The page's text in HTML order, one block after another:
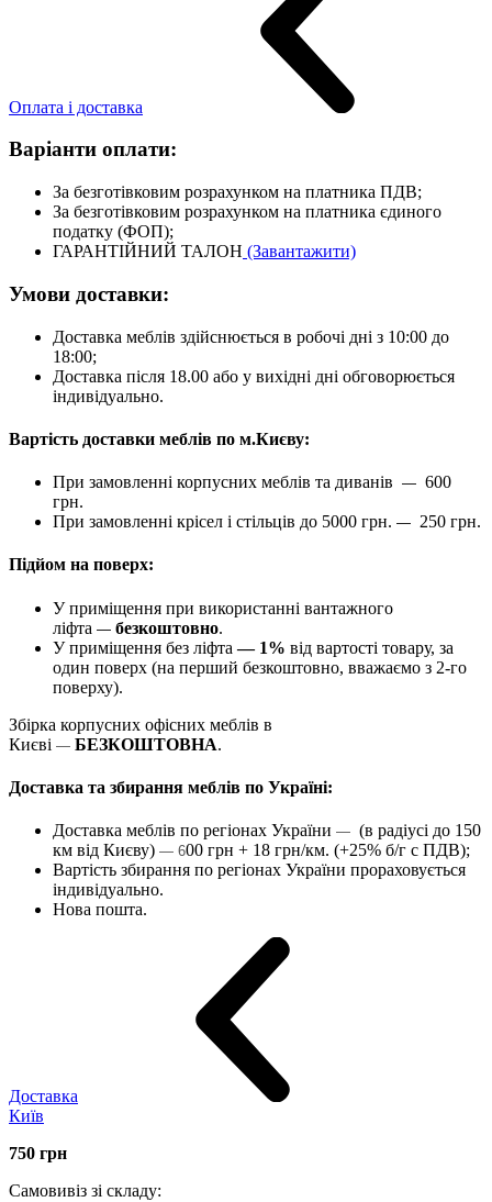
Оплата і доставка
Варіанти оплати:
За безготівковим розрахунком на платника ПДВ;
За безготівковим розрахунком на платника єдиного
податку (ФОП);
ГАРАНТІЙНИЙ ТАЛОН (Завантажити)
Умови доставки:
Доставка меблів здійснюється в робочі дні з 10:00 до
18:00;
Доставка після 18.00 або у вихідні дні обговорюється
індивідуально.
Вартість доставки меблів по м.Києву:
При замовленні корпусних меблів та диванів — 600
грн.
При замовленні крісел і стільців до 5000 грн. — 250 грн.
Підйом на поверх:
У приміщення при використанні вантажного
ліфта — безкоштовно.
У приміщення без ліфта— 1% від вартості товару, за
один поверх (на перший безкоштовно, вважаємо з 2-го
поверху).
Збірка корпусних офісних меблів в
Києві — БЕЗКОШТОВНА.
Доставка та збирання меблів по Україні:
Доставка меблів по регіонах України — (в радіусі до 150
км від Києву) — 600 грн + 18 грн/км. (+25% б/г с ПДВ);
Вартість збирання по регіонах України прораховується
індивідуально.
Нова пошта.
Доставка
Київ
750 грн
Самовивіз зі складу: